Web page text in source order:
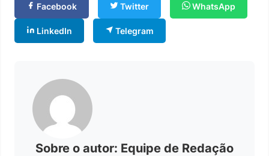
Facebook Twitter WhatsApp
LinkedIn Telegram
Sobre o autor: Equipe de Redação